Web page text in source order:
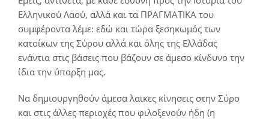
Ελληνικού Λαού, αλλά και τα ΠΡΑΓΜΑΤΙΚΑ του
συμφέροντα λέμε: εδώ και τώρα ξεσηκωμός των
κατοίκων της Σύρου αλλά και όλης της Ελλάδας
ενάντια στις βάσεις που βάζουν σε άμεσο κίνδυνο την
ίδια την ύπαρξη μας.
Να δημιουργηθούν άμεσα λαϊκες κίνησεις στην Σύρο
και στις άλλες περιοχές που φιλοξενούν ήδη (η